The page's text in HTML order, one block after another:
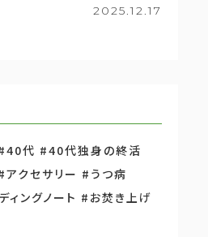
2025.12.17
代 #40代独身の終活
アクセサリー #うつ病
ィングノート #お焚き上げ